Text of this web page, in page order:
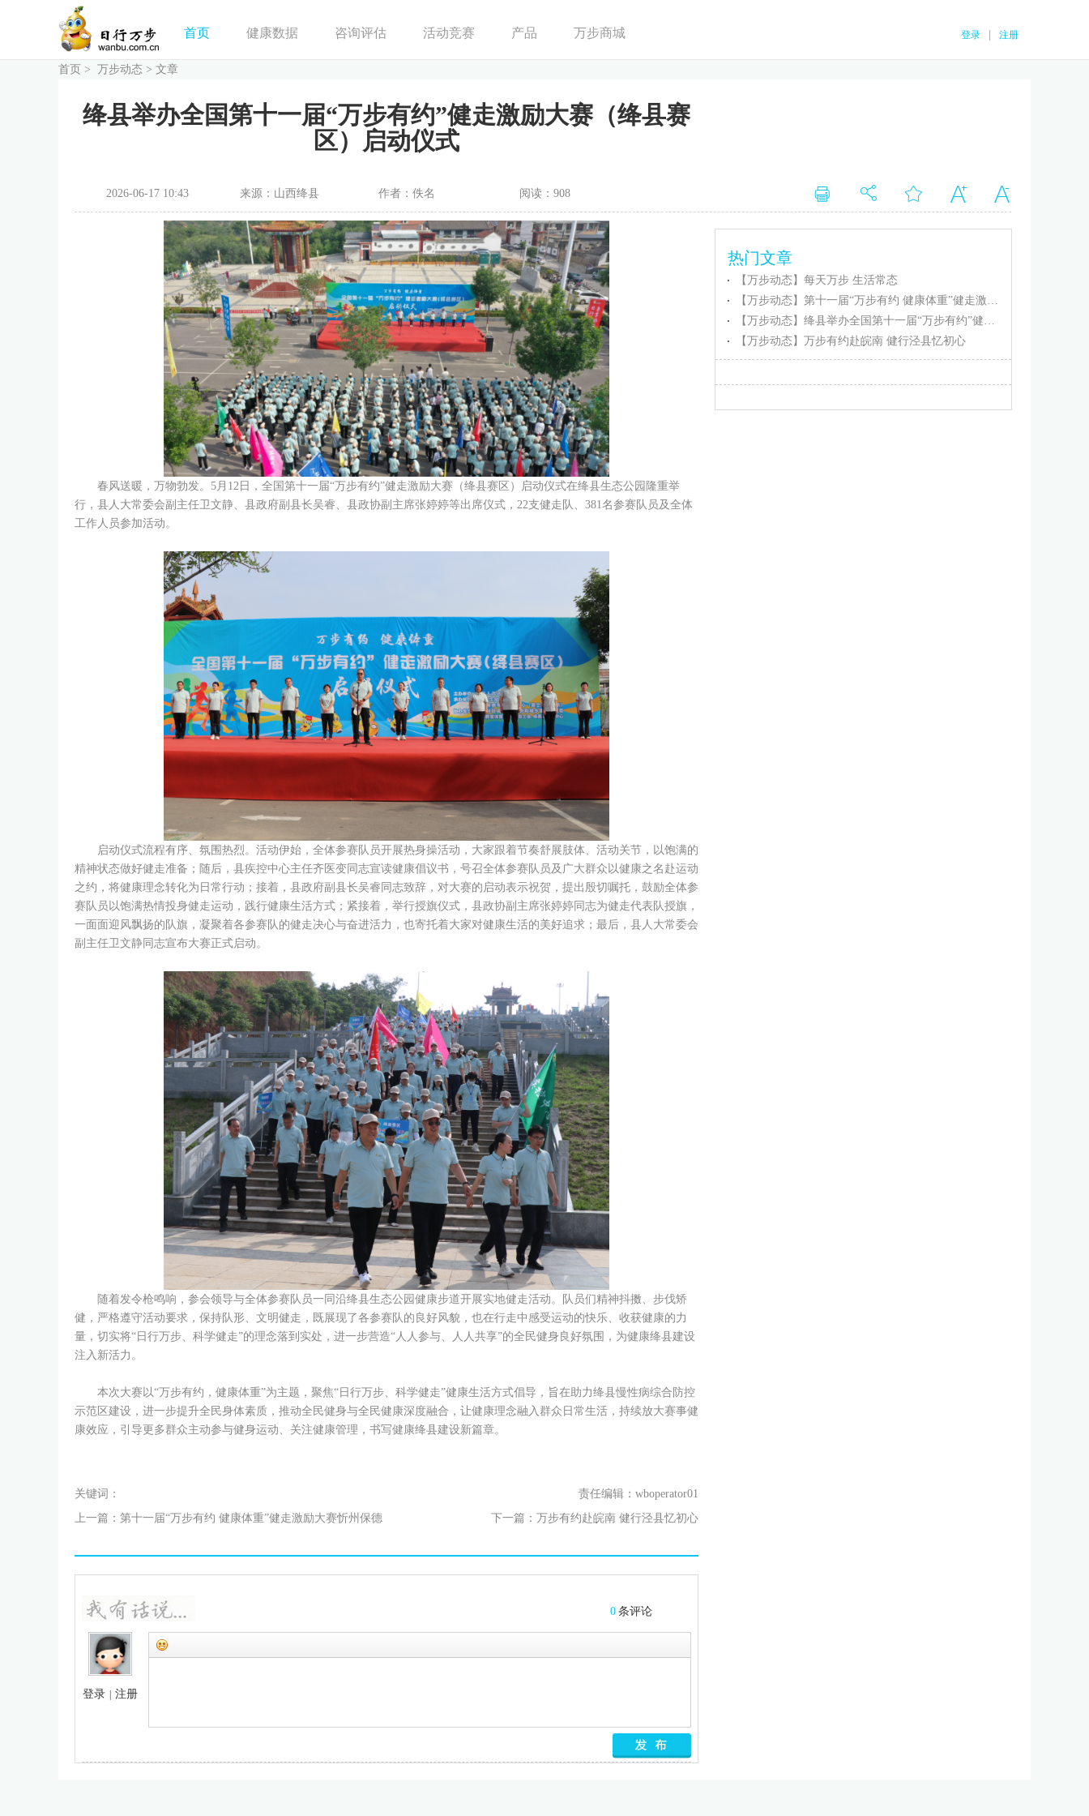
登录 注册
首页 健康数据 咨询评估 活动竞赛 产品 万步商城
首页 > 万步动态 > 文章
绛县举办全国第十一届“万步有约”健走激励大赛（绛县赛
区）启动仪式
2026-06-17 10:43 来源：山西绛县 作者：佚名 阅读：908
春风送暖，万物勃发。5月12日，全国第十一届“万步有约”健走激励大赛（绛县赛区）启动仪式在绛县生态公园隆重举
行，县人大常委会副主任卫文静、县政府副县长吴睿、县政协副主席张婷婷等出席仪式，22支健走队、381名参赛队员及全体
工作人员参加活动。
启动仪式流程有序、氛围热烈。活动伊始，全体参赛队员开展热身操活动，大家跟着节奏舒展肢体、活动关节，以饱满的
精神状态做好健走准备；随后，县疾控中心主任齐医变同志宣读健康倡议书，号召全体参赛队员及广大群众以健康之名赴运动
之约，将健康理念转化为日常行动；接着，县政府副县长吴睿同志致辞，对大赛的启动表示祝贺，提出殷切嘱托，鼓励全体参
赛队员以饱满热情投身健走运动，践行健康生活方式；紧接着，举行授旗仪式，县政协副主席张婷婷同志为健走代表队授旗，
一面面迎风飘扬的队旗，凝聚着各参赛队的健走决心与奋进活力，也寄托着大家对健康生活的美好追求；最后，县人大常委会
副主任卫文静同志宣布大赛正式启动。
随着发令枪鸣响，参会领导与全体参赛队员一同沿绛县生态公园健康步道开展实地健走活动。队员们精神抖擞、步伐矫
健，严格遵守活动要求，保持队形、文明健走，既展现了各参赛队的良好风貌，也在行走中感受运动的快乐、收获健康的力
量，切实将“日行万步、科学健走”的理念落到实处，进一步营造“人人参与、人人共享”的全民健身良好氛围，为健康绛县建设
注入新活力。
本次大赛以“万步有约，健康体重”为主题，聚焦“日行万步、科学健走”健康生活方式倡导，旨在助力绛县慢性病综合防控
示范区建设，进一步提升全民身体素质，推动全民健身与全民健康深度融合，让健康理念融入群众日常生活，持续放大赛事健
康效应，引导更多群众主动参与健身运动、关注健康管理，书写健康绛县建设新篇章。
关键词：
责任编辑：wboperator01
上一篇： 第十一届“万步有约 健康体重”健走激励大赛忻州保德
下一篇： 万步有约赴皖南 健行泾县忆初心
0 条评论
登录 注册
热门文章
【万步动态】每天万步 生活常态
【万步动态】第十一届“万步有约 健康体重”健走激励大赛忻州保德赛区正式启动
【万步动态】绛县举办全国第十一届“万步有约”健走激励大赛（绛县赛区）启动仪式
【万步动态】万步有约赴皖南 健行泾县忆初心